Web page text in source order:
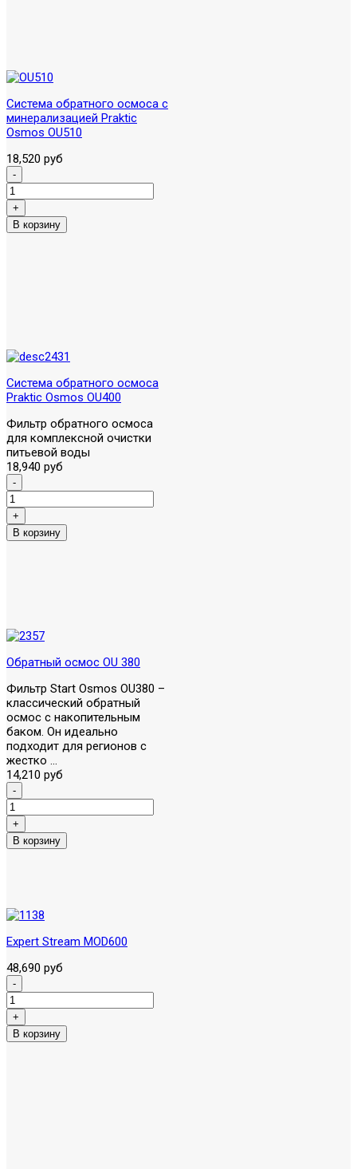
Система обратного осмоса с
минерализацией Praktic
Osmos OU510
18,520 руб
Система обратного осмоса
Praktic Osmos OU400
Фильтр обратного осмоса
для комплексной очистки
питьевой воды
18,940 руб
Обратный осмос OU 380
Фильтр Start Osmos OU380 –
классический обратный
осмос с накопительным
баком. Он идеально
подходит для регионов с
жестко ...
14,210 руб
Expert Stream MOD600
48,690 руб